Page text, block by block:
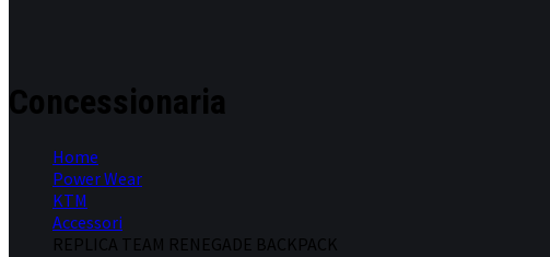
Concessionaria
Home
Power Wear
KTM
Accessori
REPLICA TEAM RENEGADE BACKPACK